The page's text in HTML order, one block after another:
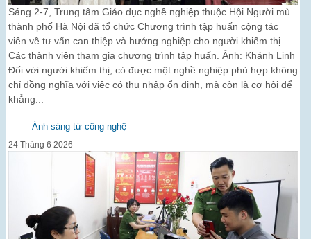
Sáng 2-7, Trung tâm Giáo dục nghề nghiệp thuộc Hội Người mù
thành phố Hà Nội đã tổ chức Chương trình tập huấn cộng tác
viên về tư vấn can thiệp và hướng nghiệp cho người khiếm thị.
Các thành viên tham gia chương trình tập huấn. Ảnh: Khánh Linh
Đối với người khiếm thị, có được một nghề nghiệp phù hợp không
chỉ đồng nghĩa với việc có thu nhập ổn định, mà còn là cơ hội để
khẳng...
Ánh sáng từ công nghệ
24 Tháng 6 2026